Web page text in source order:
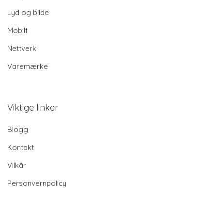
Lyd og bilde
Mobilt
Nettverk
Varemærke
Viktige linker
Blogg
Kontakt
Vilkår
Personvernpolicy